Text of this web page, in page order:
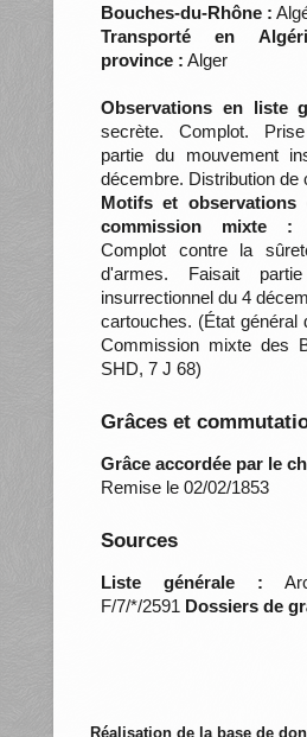
Bouches-du-Rhône :
Transporté en
province : Alger
Observations en liste
secrète. Complot.
partie du mouvement
décembre. Distribution de
Motifs et observations
commission mixte :
Complot contre la
d'armes. Faisait
insurrectionnel du 4
cartouches. (État général
Commission mixte des
SHD, 7 J 68)
Grâces et
Grâce accordée par le
Remise le 02/02/1853
Sources
Liste générale :
F/7/*/2591 Dossiers de
Réalisation de la base de